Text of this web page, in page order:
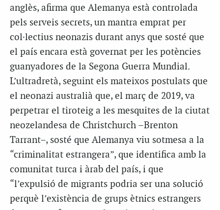
anglès, afirma que Alemanya està controlada
pels serveis secrets, un mantra emprat per
col·lectius neonazis durant anys que sosté que
el país encara està governat per les potències
guanyadores de la Segona Guerra Mundial.
L’ultradretà, seguint els mateixos postulats que
el neonazi australià que, el març de 2019, va
perpetrar el tiroteig a les mesquites de la ciutat
neozelandesa de Christchurch –Brenton
Tarrant–, sosté que Alemanya viu sotmesa a la
“criminalitat estrangera”, que identifica amb la
comunitat turca i àrab del país, i que
“l’expulsió de migrants podria ser una solució
perquè l’existència de grups ètnics estrangers